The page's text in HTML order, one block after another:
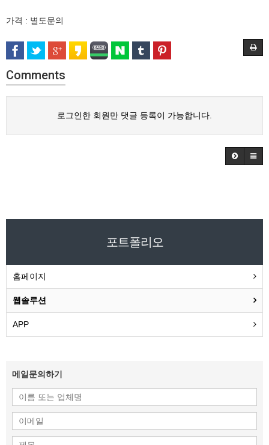
가격 : 별도문의
Comments
로그인한 회원만 댓글 등록이 가능합니다.
포트폴리오
홈페이지
웹솔루션
APP
메일문의하기